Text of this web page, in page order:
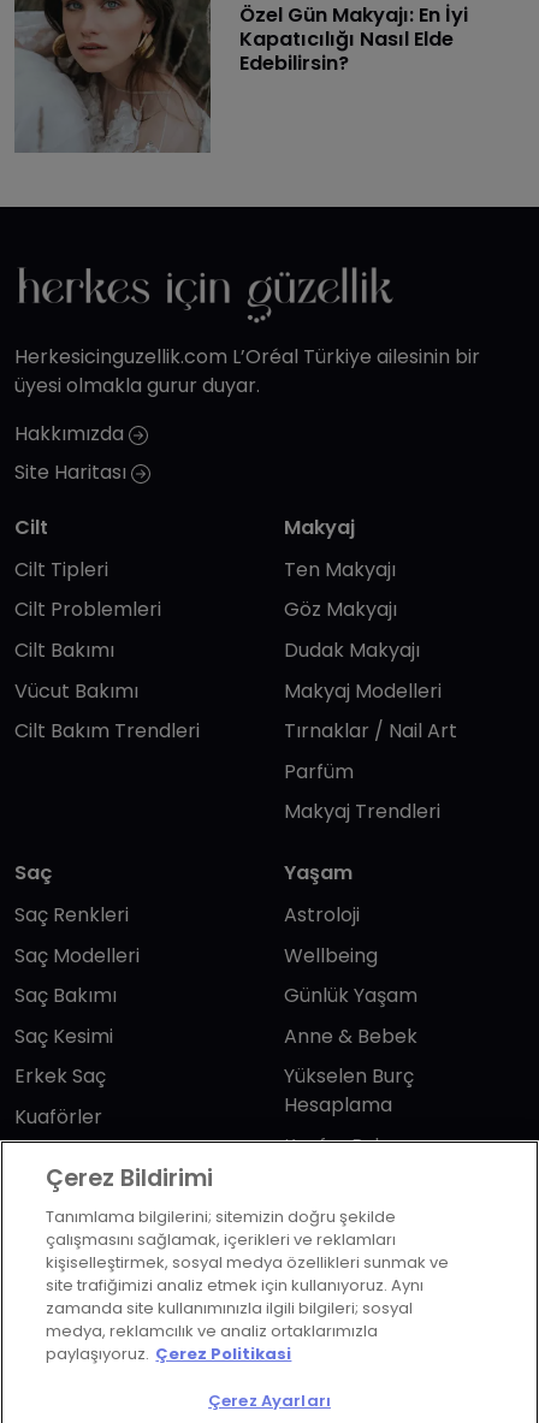
Özel Gün Makyajı: En İyi
Kapatıcılığı Nasıl Elde
Edebilirsin?
Herkesicinguzellik.com L’Oréal Türkiye ailesinin bir
üyesi olmakla gurur duyar.
Hakkımızda
Site Haritası
Cilt
Cilt Tipleri
Cilt Problemleri
Cilt Bakımı
Vücut Bakımı
Cilt Bakım Trendleri
Makyaj
Ten Makyajı
Göz Makyajı
Dudak Makyajı
Makyaj Modelleri
Tırnaklar / Nail Art
Parfüm
Makyaj Trendleri
Saç
Saç Renkleri
Saç Modelleri
Saç Bakımı
Saç Kesimi
Erkek Saç
Kuaförler
Yaşam
Astroloji
Wellbeing
Günlük Yaşam
Anne & Bebek
Yükselen Burç
Hesaplama
Kuafor Bulma
Bizi takip edin
KVKK Başvuru Formu
Kullanım Şart ve Koşulları
Çerez Bildirimi
Tanımlama bilgilerini; sitemizin doğru şekilde
çalışmasını sağlamak, içerikleri ve reklamları
kişiselleştirmek, sosyal medya özellikleri sunmak ve
site trafiğimizi analiz etmek için kullanıyoruz. Aynı
zamanda site kullanımınızla ilgili bilgileri; sosyal
medya, reklamcılık ve analiz ortaklarımızla
paylaşıyoruz. Çerez Politikasi
Çerez Ayarları